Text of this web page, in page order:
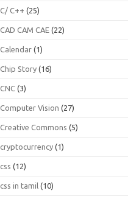
C/ C++ (25)
CAD CAM CAE (22)
Calendar (1)
Chip Story (16)
CNC (3)
Computer Vision (27)
Creative Commons (5)
cryptocurrency (1)
css (12)
css in tamil (10)